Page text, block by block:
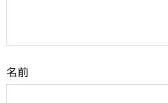
名前